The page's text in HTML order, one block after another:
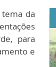
da
para
e